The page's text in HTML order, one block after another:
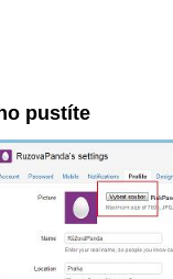
pustíte